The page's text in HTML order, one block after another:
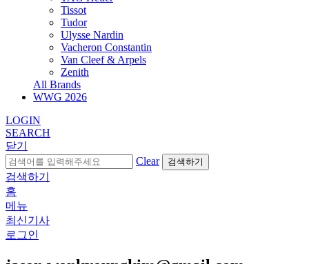
Tissot
Tudor
Ulysse Nardin
Vacheron Constantin
Van Cleef & Arpels
Zenith
All Brands
WWG 2026
LOGIN
SEARCH
닫기
Clear
검색하기
검색하기
홈
메뉴
최신기사
로그인